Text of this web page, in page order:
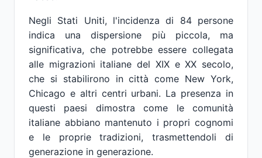
Negli Stati Uniti, l'incidenza di 84 persone
indica una dispersione più piccola, ma
significativa, che potrebbe essere collegata
alle migrazioni italiane del XIX e XX secolo,
che si stabilirono in città come New York,
Chicago e altri centri urbani. La presenza in
questi paesi dimostra come le comunità
italiane abbiano mantenuto i propri cognomi
e le proprie tradizioni, trasmettendoli di
generazione in generazione.